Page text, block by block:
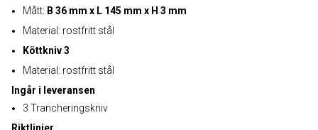
Mått: B 36 mm x L 145 mm x H 3 mm
Material: rostfritt stål
Köttkniv 3
Material: rostfritt stål
Ingår i leveransen
3 Trancheringskniv